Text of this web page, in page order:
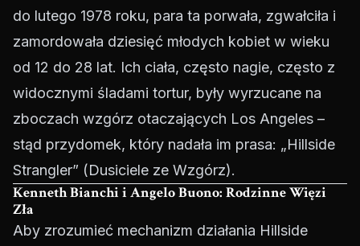
do lutego 1978 roku, para ta porwała, zgwałciła i
zamordowała dziesięć młodych kobiet w wieku
od 12 do 28 lat. Ich ciała, często nagie, często z
widocznymi śladami tortur, były wyrzucane na
zboczach wzgórz otaczających Los Angeles –
stąd przydomek, który nadała im prasa: „Hillside
Strangler” (Dusiciele ze Wzgórz).
Kenneth Bianchi i Angelo Buono: Rodzinne Więzi
Zła
Aby zrozumieć mechanizm działania Hillside